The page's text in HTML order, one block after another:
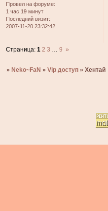
Провел на форуме:
1 час 19 минут
Последний визит:
2007-11-20 23:32:42
Страница:1 2 3 9 »
» Neko~FaN »Vip доступ »Хентай